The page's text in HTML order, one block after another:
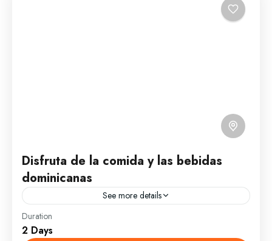
Disfruta de la comida y las bebidas
dominicanas
See more details
Visitaremos los principales restaurantes para
disfrutar, a todo paladar, de la comida dominicana y
Duration
2 Days